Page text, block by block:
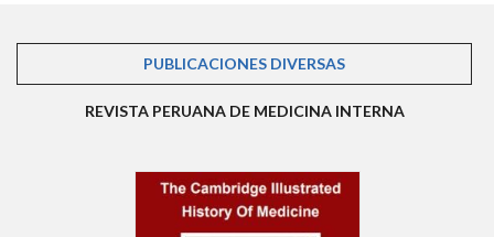
PUBLICACIONES DIVERSAS
REVISTA PERUANA DE MEDICINA INTERNA